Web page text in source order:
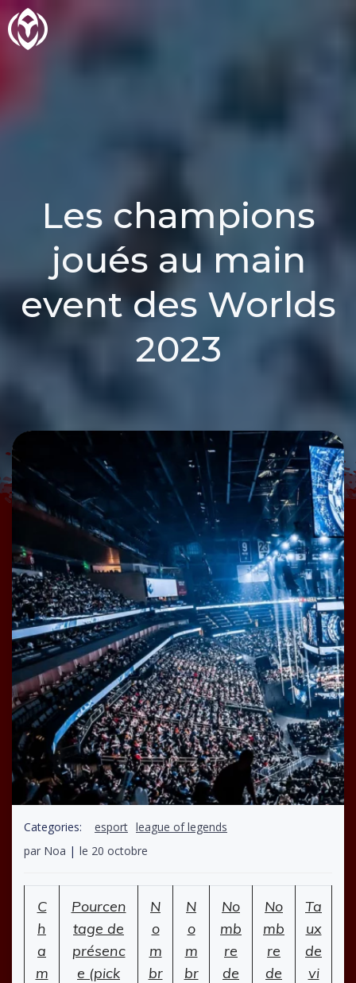
Les champions
joués au main
event des Worlds
2023
Categories: esport league of legends
par Noa | le 20 octobre
C
h
a
m
Pourcen
tage de
présenc
e (pick
N
o
m
br
N
o
m
br
No
mb
re
de
No
mb
re
de
Ta
ux
de
vi